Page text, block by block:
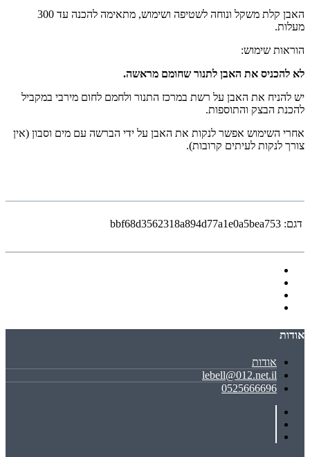
האבן קלת משקל ונוחה לשטיפה ושימוש, מתאימה להכנה עד 300
מעלות.
הוראות שימוש:
לא להכניס את האבן לתנור שחומם מראשה.
יש להניח את האבן על רשת במרכז התנור ולחמם לחום מירבי במקביל
להכנת הבצק והתוספות.
אחרי השימוש אפשר לנקות את האבן על ידי הברשה עם מים וסבון (אין
צורך לנקות לעיתים קרובות).
דגם: bbf68d3562318a894d77a1e0a5bea753
אודות
אודות
lebell@012.net.il
0525666696